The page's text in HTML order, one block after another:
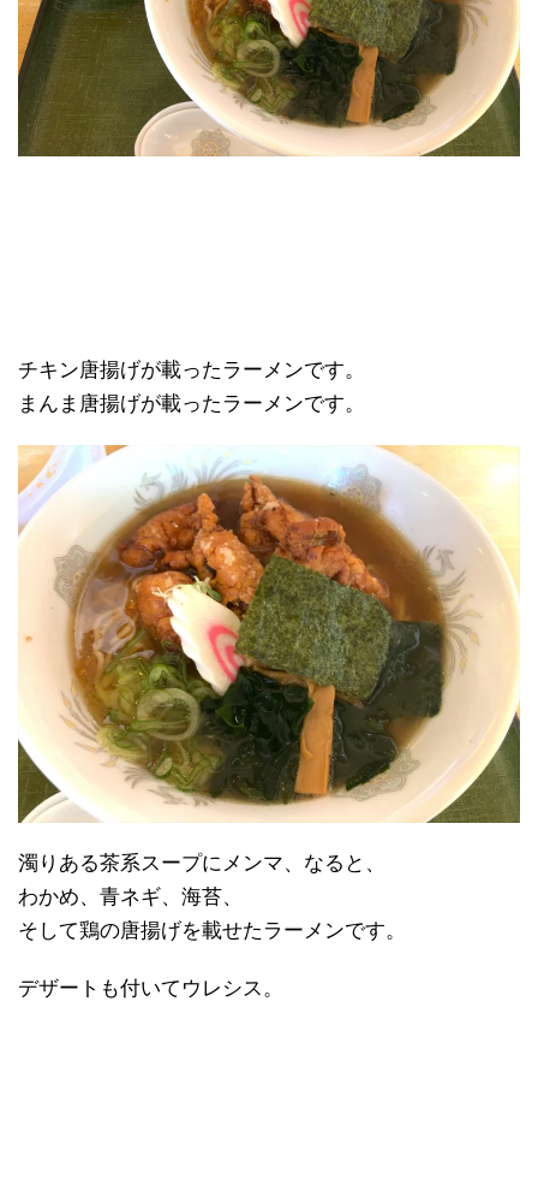
チキン唐揚げが載ったラーメンです。
まんま唐揚げが載ったラーメンです。
濁りある茶系スープにメンマ、なると、
わかめ、青ネギ、海苔、
そして鶏の唐揚げを載せたラーメンです。
デザートも付いてウレシス。